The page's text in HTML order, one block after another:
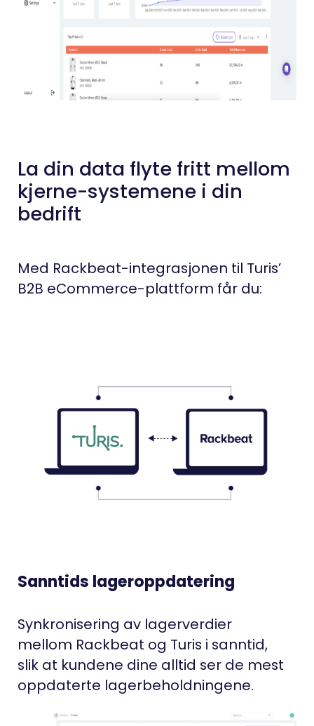
La din data flyte fritt mellom
kjerne-systemene i din
bedrift
Med Rackbeat-integrasjonen til Turis’
B2B eCommerce-plattform får du:
Sanntids lageroppdatering
Synkronisering av lagerverdier
mellom Rackbeat og Turis i sanntid,
slik at kundene dine alltid ser de mest
oppdaterte lagerbeholdningene.